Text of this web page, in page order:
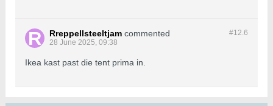
#12.6
Rreppellsteeltjam commented
28 June 2025, 09:38
Ikea kast past die tent prima in.